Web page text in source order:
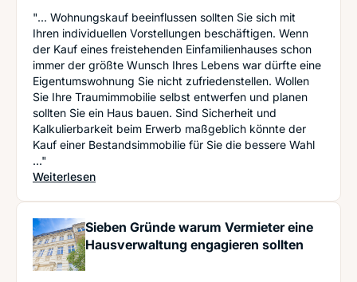
"... Wohnungskauf beeinflussen sollten Sie sich mit
Ihren individuellen Vorstellungen beschäftigen. Wenn
der Kauf eines freistehenden Einfamilienhauses schon
immer der größte Wunsch Ihres Lebens war dürfte eine
Eigentumswohnung Sie nicht zufriedenstellen. Wollen
Sie Ihre Traumimmobilie selbst entwerfen und planen
sollten Sie ein Haus bauen. Sind Sicherheit und
Kalkulierbarkeit beim Erwerb maßgeblich könnte der
Kauf einer Bestandsimmobilie für Sie die bessere Wahl
..."
Weiterlesen: Hausbau oder Wohnungskauf? - Vor- und
Sieben Gründe warum Vermieter eine
Hausverwaltung engagieren sollten